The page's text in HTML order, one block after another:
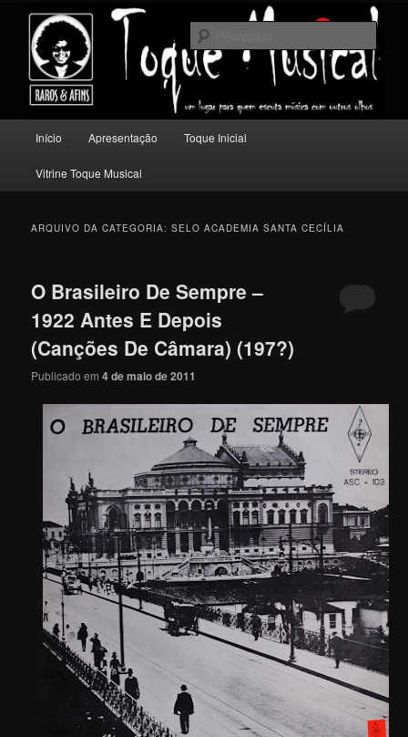
conteúdo
principal
conteúdo
secundário
Toque Musical
Um lugar para quem escuta música com outros olhos.
principal
Início Apresentação Toque Inicial
Vitrine Toque Musical
ARQUIVO DA CATEGORIA:SELO ACADEMIA SANTA CECÍLIA
O Brasileiro De Sempre –
1922 Antes E Depois
(Canções De Câmara) (197?)
Publicado em4 de maio de 2011